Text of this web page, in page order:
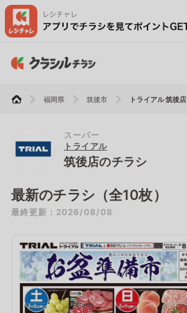
福岡県 筑後市 トライアル 筑後店
スーパー
トライアル
筑後店のチラシ
最新のチラシ（全10枚）
最終更新：2026/08/08